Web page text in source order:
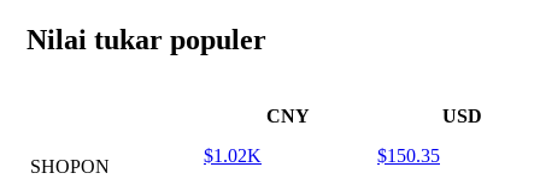
Nilai tukar populer
CNY USD
SHOPON
$1.02K $150.35